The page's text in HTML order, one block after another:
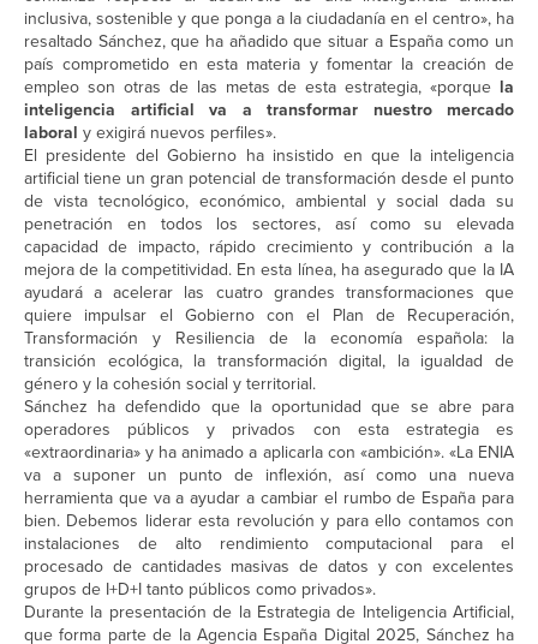
inclusiva, sostenible y que ponga a la ciudadanía en el centro», ha
resaltado Sánchez, que ha añadido que situar a España como un
país comprometido en esta materia y fomentar la creación de
empleo son otras de las metas de esta estrategia, «porque la
inteligencia artificial va a transformar nuestro mercado
laboral y exigirá nuevos perfiles».
El presidente del Gobierno ha insistido en que la inteligencia
artificial tiene un gran potencial de transformación desde el punto
de vista tecnológico, económico, ambiental y social dada su
penetración en todos los sectores, así como su elevada
capacidad de impacto, rápido crecimiento y contribución a la
mejora de la competitividad. En esta línea, ha asegurado que la IA
ayudará a acelerar las cuatro grandes transformaciones que
quiere impulsar el Gobierno con el Plan de Recuperación,
Transformación y Resiliencia de la economía española: la
transición ecológica, la transformación digital, la igualdad de
género y la cohesión social y territorial.
Sánchez ha defendido que la oportunidad que se abre para
operadores públicos y privados con esta estrategia es
«extraordinaria» y ha animado a aplicarla con «ambición». «La ENIA
va a suponer un punto de inflexión, así como una nueva
herramienta que va a ayudar a cambiar el rumbo de España para
bien. Debemos liderar esta revolución y para ello contamos con
instalaciones de alto rendimiento computacional para el
procesado de cantidades masivas de datos y con excelentes
grupos de I+D+I tanto públicos como privados».
Durante la presentación de la Estrategia de Inteligencia Artificial,
que forma parte de la Agencia España Digital 2025, Sánchez ha